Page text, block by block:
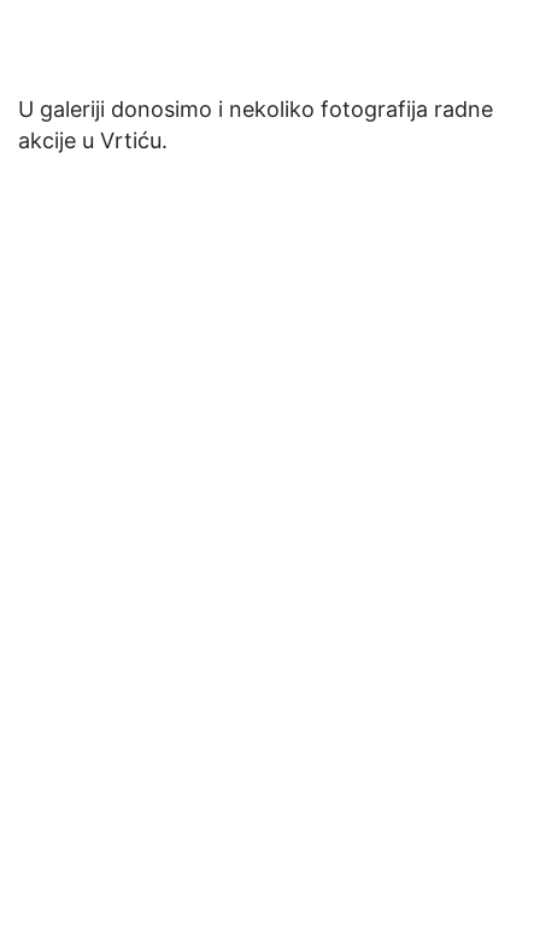
U galeriji donosimo i nekoliko fotografija radne
akcije u Vrtiću.